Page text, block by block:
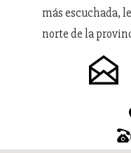
más escuchada,
norte de la